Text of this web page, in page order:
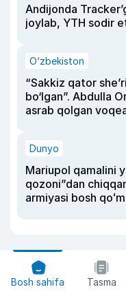
Andijonda
joylab, YTH sodir
O‘zbekiston
“Sakkiz qator
bo‘lgan”. Abdulla
asrab qolgan
Dunyo
Mariupol qamalini
qozoni”dan
armiyasi bosh
Bosh sahifa Tasma